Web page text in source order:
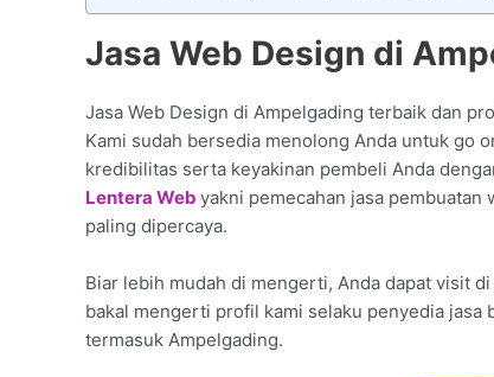
Jasa Web Design di
Jasa Web Design di Ampelgading terbaik dan
Kami sudah bersedia menolong Anda untuk go
kredibilitas serta keyakinan pembeli Anda
Lentera Web yakni pemecahan jasa
paling dipercaya.
Biar lebih mudah di mengerti, Anda dapat visit
bakal mengerti profil kami selaku penyedia jasa
termasuk Ampelgading.